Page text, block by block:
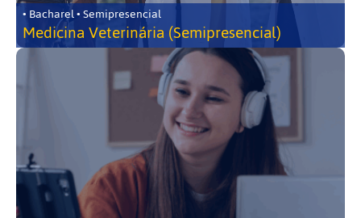
• Bacharel • Semipresencial
Medicina Veterinária (Semipresencial)